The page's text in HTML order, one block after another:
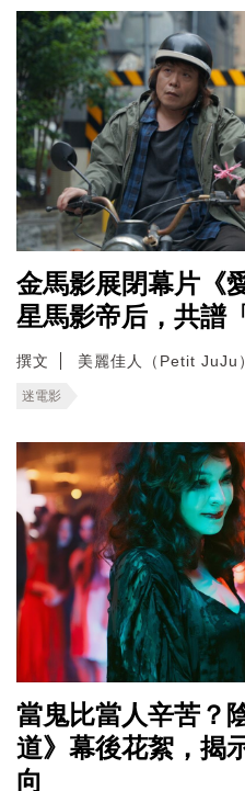
金馬影展閉幕片《
星馬影帝后，共譜
撰文 美麗佳人（Petit JuJu）
迷電影
當鬼比當人辛苦？
道》幕後花絮，揭
向